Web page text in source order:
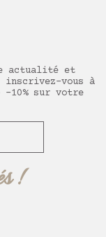
actualité et
inscrivez-vous à
10% sur votre
!